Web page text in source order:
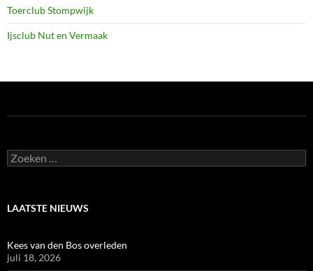
Toerclub Stompwijk
Ijsclub Nut en Vermaak
Zoeken
naar:
LAATSTE NIEUWS
Kees van den Bos overleden
juli 18, 2026